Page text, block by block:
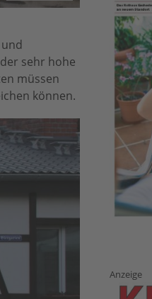
sehr hohe
müssen
können.
Anzeige